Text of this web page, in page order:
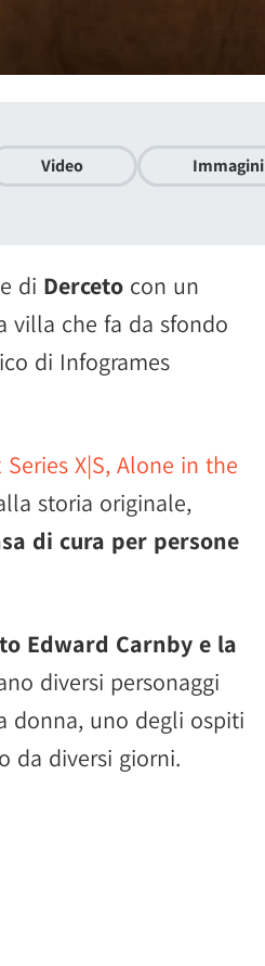
Video Immagini
di Derceto con un
villa che fa da sfondo
di Infogrames
X|S, Alone in the
storia originale,
di cura per persone
Edward Carnby e la
diversi personaggi
donna, uno degli ospiti
da diversi giorni.